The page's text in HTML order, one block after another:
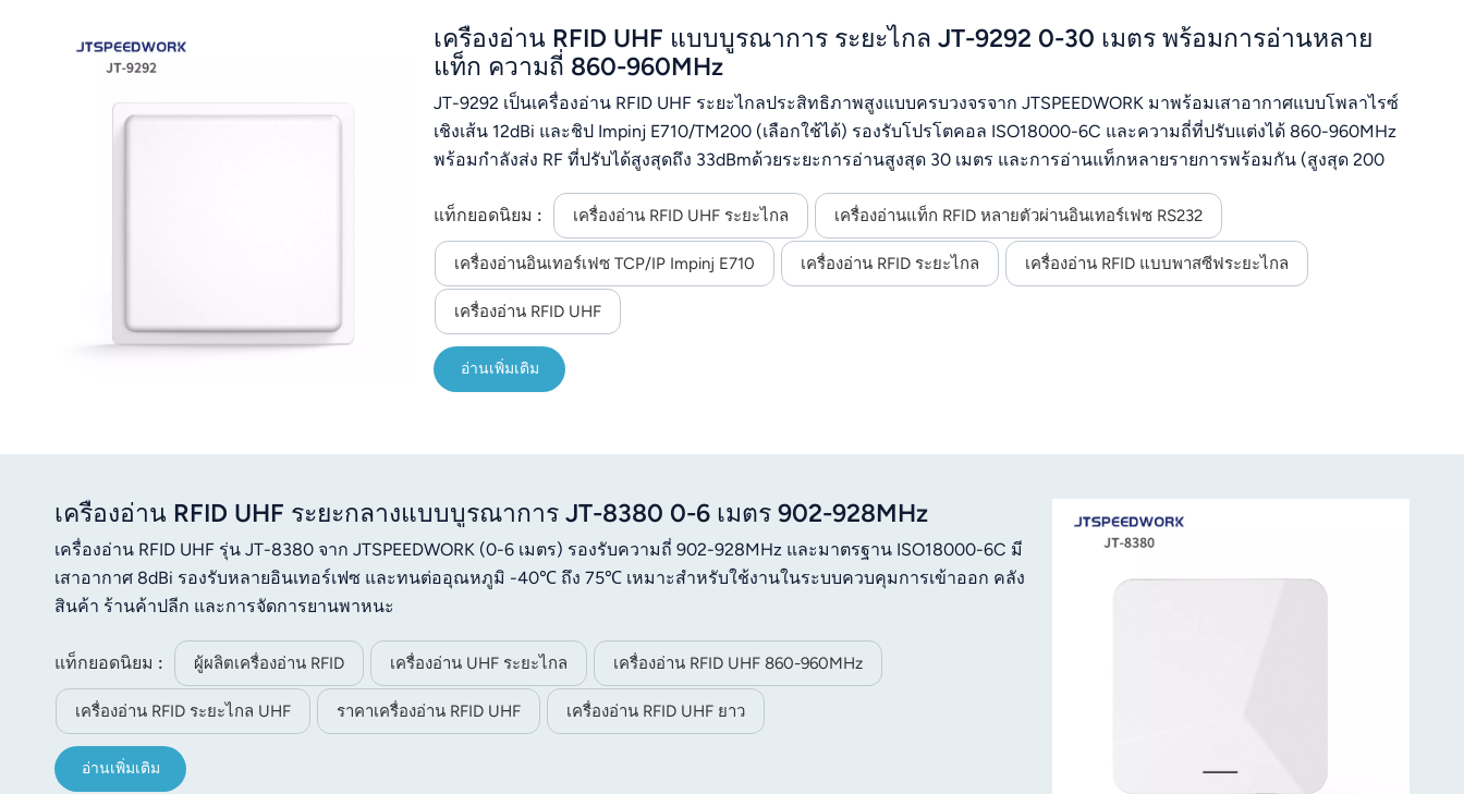
เครื่องอ่าน RFID UHF แบบบูรณาการ ระยะไกล JT-9292 0-30 เมตร พร้อมการอ่านหลาย
แท็ก ความถี่ 860-960MHz
JT-9292 เป็นเครื่องอ่าน RFID UHF ระยะไกลประสิทธิภาพสูงแบบครบวงจรจาก JTSPEEDWORK มาพร้อมเสาอากาศแบบโพลาไรซ์
เชิงเส้น 12dBi และชิป Impinj E710/TM200 (เลือกใช้ได้) รองรับโปรโตคอล ISO18000-6C และความถี่ที่ปรับแต่งได้ 860-960MHz
พร้อมกำลังส่ง RF ที่ปรับได้สูงสุดถึง 33dBmด้วยระยะการอ่านสูงสุด 30 เมตร และการอ่านแท็กหลายรายการพร้อมกัน (สูงสุด 200
อุณหภูมิ -40°C ถึง 65°C เหมาะอย่างยิ่งสำหรับการติดตามทรัพย์สินกลางแจ้งและในภาคอุตสาหกรรม
แท็กยอดนิยม : เครื่องอ่าน RFID UHF ระยะไกล เครื่องอ่านแท็ก RFID หลายตัวผ่านอินเทอร์เฟซ RS232
เครื่องอ่านอินเทอร์เฟซ TCP/IP Impinj E710 เครื่องอ่าน RFID ระยะไกล เครื่องอ่าน RFID แบบพาสซีฟระยะไกล
เครื่องอ่าน RFID UHF
อ่านเพิ่มเติม
เครื่องอ่าน RFID UHF ระยะกลางแบบบูรณาการ JT-8380 0-6 เมตร 902-928MHz
เครื่องอ่าน RFID UHF รุ่น JT-8380 จาก JTSPEEDWORK (0-6 เมตร) รองรับความถี่ 902-928MHz และมาตรฐาน ISO18000-6C มี
เสาอากาศ 8dBi รองรับหลายอินเทอร์เฟซ และทนต่ออุณหภูมิ -40℃ ถึง 75℃ เหมาะสำหรับใช้งานในระบบควบคุมการเข้าออก คลัง
สินค้า ร้านค้าปลีก และการจัดการยานพาหนะ
แท็กยอดนิยม : ผู้ผลิตเครื่องอ่าน RFID เครื่องอ่าน UHF ระยะไกล เครื่องอ่าน RFID UHF 860-960MHz
เครื่องอ่าน RFID ระยะไกล UHF ราคาเครื่องอ่าน RFID UHF เครื่องอ่าน RFID UHF ยาว
อ่านเพิ่มเติม